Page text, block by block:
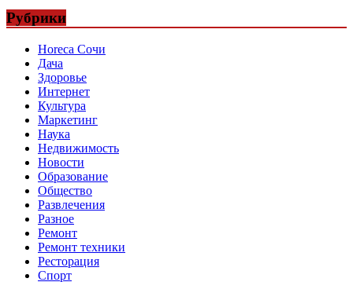
Рубрики
Horeca Сочи
Дача
Здоровье
Интернет
Культура
Маркетинг
Наука
Недвижимость
Новости
Образование
Общество
Развлечения
Разное
Ремонт
Ремонт техники
Ресторация
Спорт